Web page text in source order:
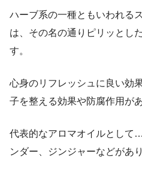
ハーブ系の一種ともいわれる
は、その名の通りピリッとし
す。
心身のリフレッシュに良い効
子を整える効果や防腐作用が
代表的なアロマオイルとして
ンダー、ジンジャーなどがあり